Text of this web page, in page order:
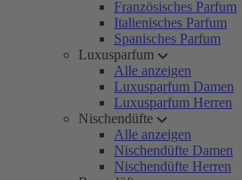
Französisches Parfum
Italienisches Parfum
Spanisches Parfum
Luxusparfum
Alle anzeigen
Luxusparfum Damen
Luxusparfum Herren
Nischendüfte
Alle anzeigen
Nischendüfte Damen
Nischendüfte Herren